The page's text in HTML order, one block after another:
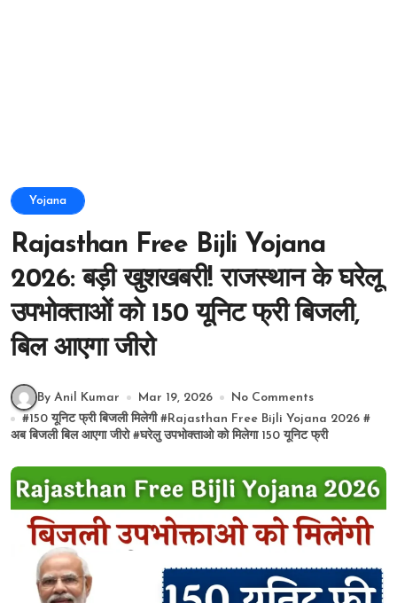
Yojana
Rajasthan Free Bijli Yojana
2026: बड़ी खुशखबरी! राजस्थान के घरेलू
उपभोक्ताओं को 150 यूनिट फ्री बिजली,
बिल आएगा जीरो
By Anil Kumar Mar 19, 2026
No Comments
#150 यूनिट फ्री बिजली मिलेगी #Rajasthan Free Bijli Yojana 2026 #
अब बिजली बिल आएगा जीरो #घरेलु उपभोक्ताओ को मिलेगा 150 यूनिट फ्री